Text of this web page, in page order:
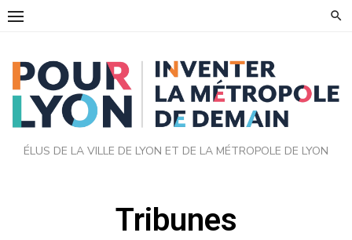
ÉLUS DE LA VILLE DE LYON ET DE LA MÉTROPOLE DE LYON
Tribunes